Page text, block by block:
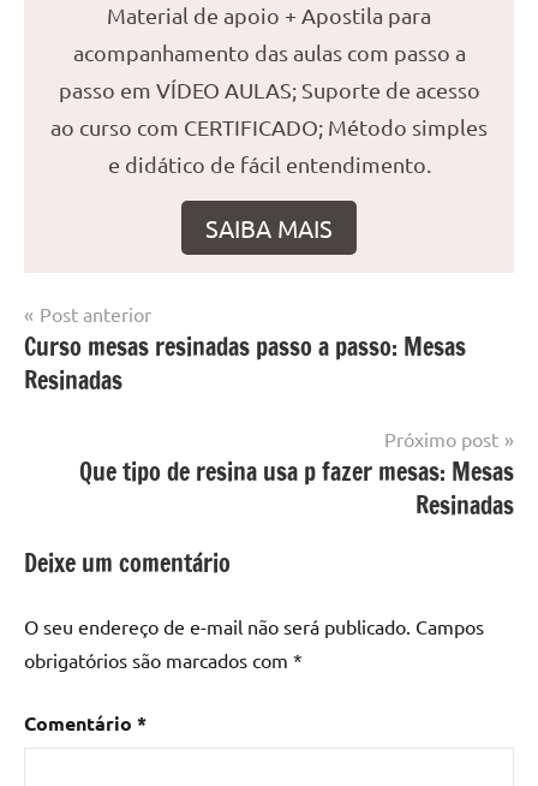
Material de apoio + Apostila para
acompanhamento das aulas com passo a
passo em VÍDEO AULAS; Suporte de acesso
ao curso com CERTIFICADO; Método simples
e didático de fácil entendimento.
SAIBA MAIS
Marcado
com
mesa
epoxi
mesa
madeira,
Mesa
madeira
com
Mesa
resinada
Navegação
de
Post
Post anterior
Curso mesas resinadas passo a passo: Mesas
Resinadas
Próximo post
Que tipo de resina usa p fazer mesas: Mesas
Resinadas
Deixe um comentário
O seu endereço de e-mail não será publicado. Campos
obrigatórios são marcados com *
Comentário *